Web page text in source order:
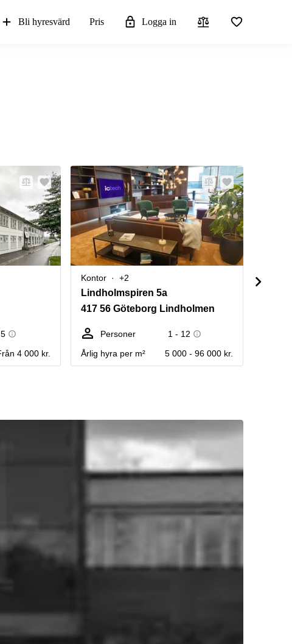
Bli hyresvärd Pris Logga in
4 000 kr.
Kontor +2
Lindholmspiren 5a
417 56 Göteborg Lindholmen
Personer
1 - 12
Årlig hyra per m²
5 000 - 96 000 kr.